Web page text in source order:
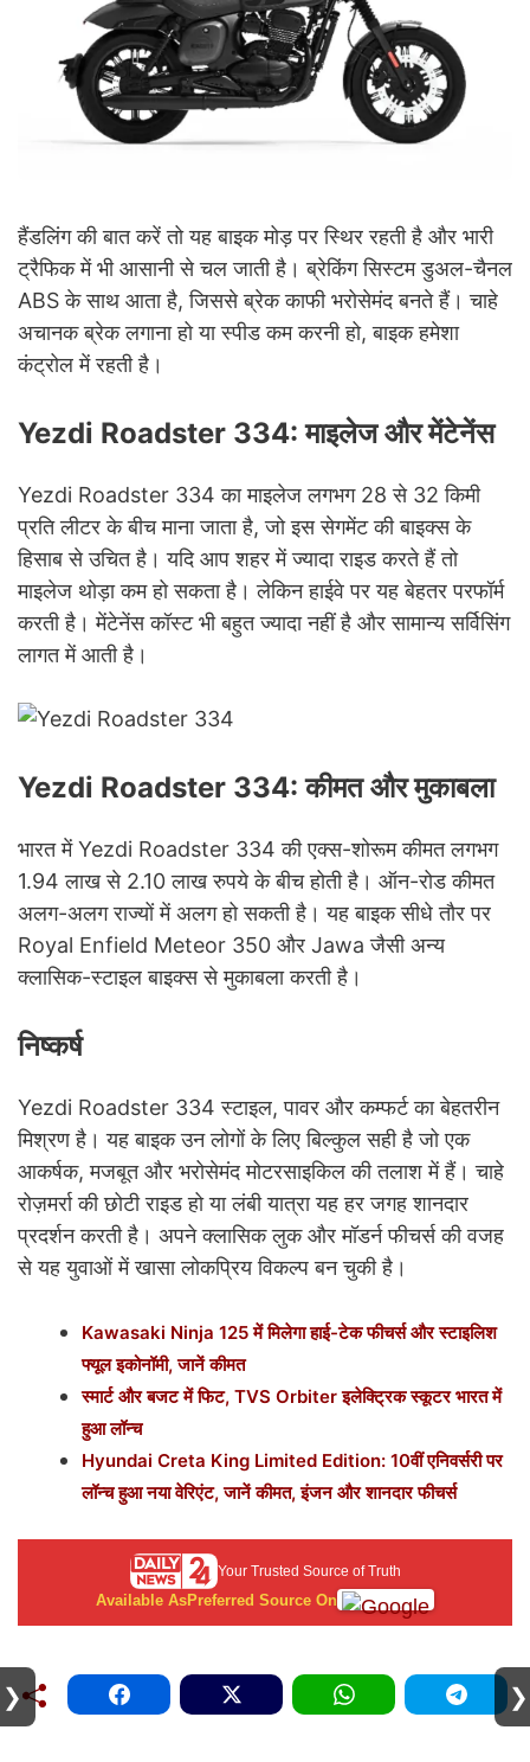
हैंडलिंग की बात करें तो यह बाइक मोड़ पर स्थिर रहती है और भारी
ट्रैफिक में भी आसानी से चल जाती है। ब्रेकिंग सिस्टम डुअल-चैनल
ABS के साथ आता है, जिससे ब्रेक काफी भरोसेमंद बनते हैं। चाहे
अचानक ब्रेक लगाना हो या स्पीड कम करनी हो, बाइक हमेशा
कंट्रोल में रहती है।
Yezdi Roadster 334: माइलेज और मेंटेनेंस
Yezdi Roadster 334 का माइलेज लगभग 28 से 32 किमी
प्रति लीटर के बीच माना जाता है, जो इस सेगमेंट की बाइक्स के
हिसाब से उचित है। यदि आप शहर में ज्यादा राइड करते हैं तो
माइलेज थोड़ा कम हो सकता है। लेकिन हाईवे पर यह बेहतर परफॉर्म
करती है। मेंटेनेंस कॉस्ट भी बहुत ज्यादा नहीं है और सामान्य सर्विसिंग
लागत में आती है।
Yezdi Roadster 334: कीमत और मुकाबला
भारत में Yezdi Roadster 334 की एक्स-शोरूम कीमत लगभग
1.94 लाख से 2.10 लाख रुपये के बीच होती है। ऑन-रोड कीमत
अलग-अलग राज्यों में अलग हो सकती है। यह बाइक सीधे तौर पर
Royal Enfield Meteor 350 और Jawa जैसी अन्य
क्लासिक-स्टाइल बाइक्स से मुकाबला करती है।
निष्कर्ष
Yezdi Roadster 334 स्टाइल, पावर और कम्फर्ट का बेहतरीन
मिश्रण है। यह बाइक उन लोगों के लिए बिल्कुल सही है जो एक
आकर्षक, मजबूत और भरोसेमंद मोटरसाइकिल की तलाश में हैं। चाहे
रोज़मर्रा की छोटी राइड हो या लंबी यात्रा यह हर जगह शानदार
प्रदर्शन करती है। अपने क्लासिक लुक और मॉडर्न फीचर्स की वजह
से यह युवाओं में खासा लोकप्रिय विकल्प बन चुकी है।
Kawasaki Ninja 125 में मिलेगा हाई-टेक फीचर्स और स्टाइलिश
फ्यूल इकोनॉमी, जानें कीमत
स्मार्ट और बजट में फिट, TVS Orbiter इलेक्ट्रिक स्कूटर भारत में
हुआ लॉन्च
Hyundai Creta King Limited Edition: 10वीं एनिवर्सरी पर
लॉन्च हुआ नया वेरिएंट, जानें कीमत, इंजन और शानदार फीचर्स
Your Trusted Source of Truth
Available AsPreferred Source On
❯ ❯